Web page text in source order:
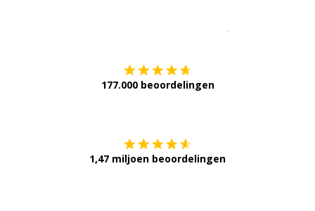
177.000 beoordelingen
1,47 miljoen beoordelingen